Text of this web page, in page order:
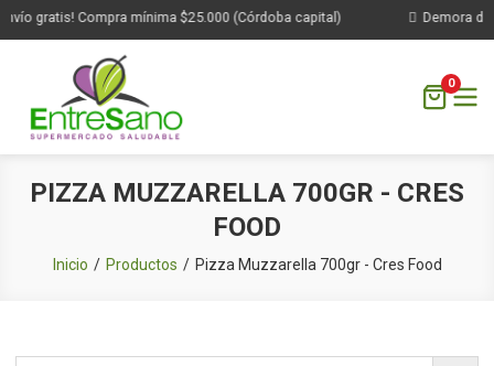
gratis! Compra mínima $25.000 (Córdoba capital) Demora de
0
PIZZA MUZZARELLA 700GR - CRES
FOOD
Inicio Productos Pizza Muzzarella 700gr - Cres Food